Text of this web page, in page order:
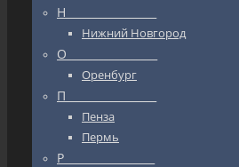
Н_________________
Нижний Новгород
О_________________
Оренбург
П_________________
Пенза
Пермь
Р_________________